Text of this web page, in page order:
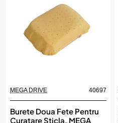
MEGA DRIVE 40697
Burete Doua Fete Pentru
Curatare Sticla, MEGA